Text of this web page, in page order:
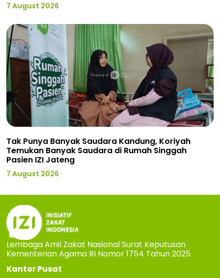
7 August 2026
Tak Punya Banyak Saudara Kandung, Koriyah
Temukan Banyak Saudara di Rumah Singgah
Pasien IZI Jateng
7 August 2026
Lembaga Amil Zakat Nasional Surat Keputusan
Kementerian Agama RI Nomor 1754 Tahun 2025
Kantor Pusat